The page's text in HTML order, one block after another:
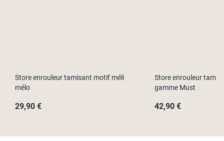
Store enrouleur tamisant motif méli
mélo
29,90 €
Store enrouleur
gamme Must
42,90 €